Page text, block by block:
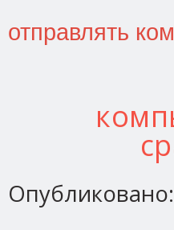
отправлять
Опубликовано: